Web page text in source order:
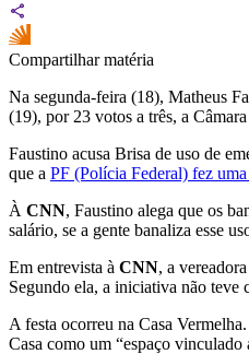
Compartilhar matéria
Na segunda-feira (18), Matheus
(19), por 23 votos a três, a
Faustino acusa Brisa de uso de
que a PF (Polícia Federal) fez
À CNN, Faustino alega que os
salário, se a gente banaliza esse
Em entrevista à CNN, a
Segundo ela, a iniciativa não
A festa ocorreu na Casa
Casa como um “espaço